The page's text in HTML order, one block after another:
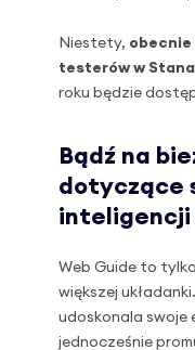
Niestety,
testerów w
roku będzie
Bądź na
dotyczące
inteligencji
Web Guide to
większej
udoskonala swoje
jednocześnie